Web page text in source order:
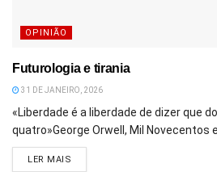
OPINIÃO
Futurologia e tirania
31 DE JANEIRO, 2026
«Liberdade é a liberdade de dizer que
quatro»George Orwell, Mil Novecentos
LER MAIS